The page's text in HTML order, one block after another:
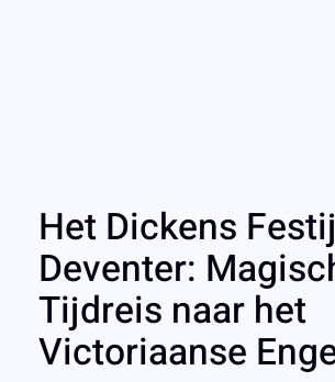
Het Dickens
Deventer:
Tijdreis naar het
Victoriaanse